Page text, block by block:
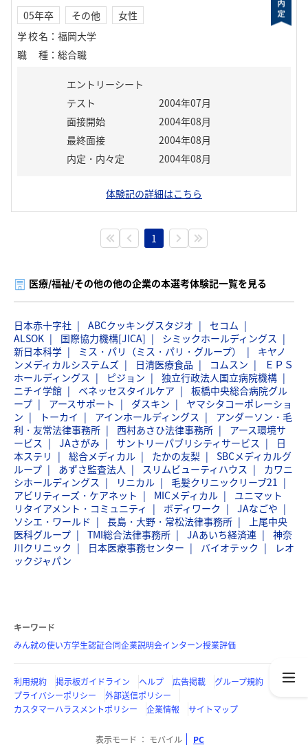
05年卒 その他
女性
学校名 ： 福岡大学
職種 ： 総合職
エントリーシート
テスト
2004年07月
面接開始
2004年08月
最終面接
2004年08月
内定・内々定
2004年08月
体験記の詳細はこちら
1
医療/福祉/その他の他の企業の本選考体験記一覧を見る
日本赤十字社 ABCクッキングスタジオ
セコム
ALSOK
国際協力機構[JICA]
シミックホールディングス
新日本科学
ミス・パリ（ミス・パリ・グループ）
キヤノ
ンメディカルシステムズ
日清医療食品 コムスン
ＥＰＳ
ホールディングス
ピジョン
独立行政法人国立病院機構
ニチイ学館
ベネッセスタイルケア
板橋中央総合病院グル
ープ
アースサポート ダスキン
ヤマシタコーポレーショ
ン
トーカイ アインホールディングス
アンダーソン・毛
利・友常法律事務所
西村あさひ法律事務所
アース環境サ
ービス
JAさがみ サントリーパブリシティサービス
日
本ステリ
総合メディカル たかの友梨
SBCメディカルグ
ループ
あずさ監査法人 スリムビューティハウス
カワニ
シホールディングス
リニカル
毛髪クリニックリーブ21
アビリティーズ・ケアネット
MICメディカル
ユニマット
リタイアメント・コミュニティ
ボディワーク
JAなごや
ソシエ・ワールド
長島・大野・常松法律事務所
上尾中央
医科グループ
TMI総合法律事務所 JAあいち経済連
神奈
川クリニック
日本医療事務センター バイオテック
レオ
ックジャパン
キーワード
みん就の使い方学生認証合同企業説明会インターン授業評価
利用規約 掲示板ガイドライン ヘルプ 広告掲載
グループ規約
プライバシーポリシー
外部送信ポリシー
カスタマーハラスメントポリシー
企業情報 サイトマップ
表示モード モバイル PC